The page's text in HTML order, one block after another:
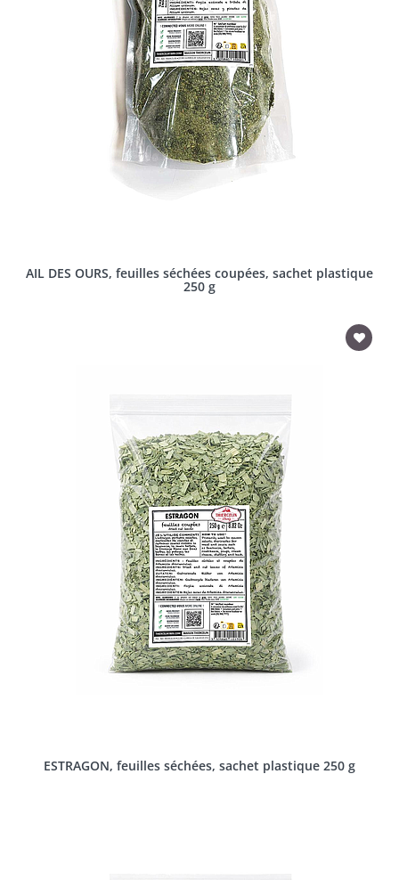
AIL DES OURS, feuilles séchées coupées, sachet plastique
250 g
ESTRAGON, feuilles séchées, sachet plastique 250 g